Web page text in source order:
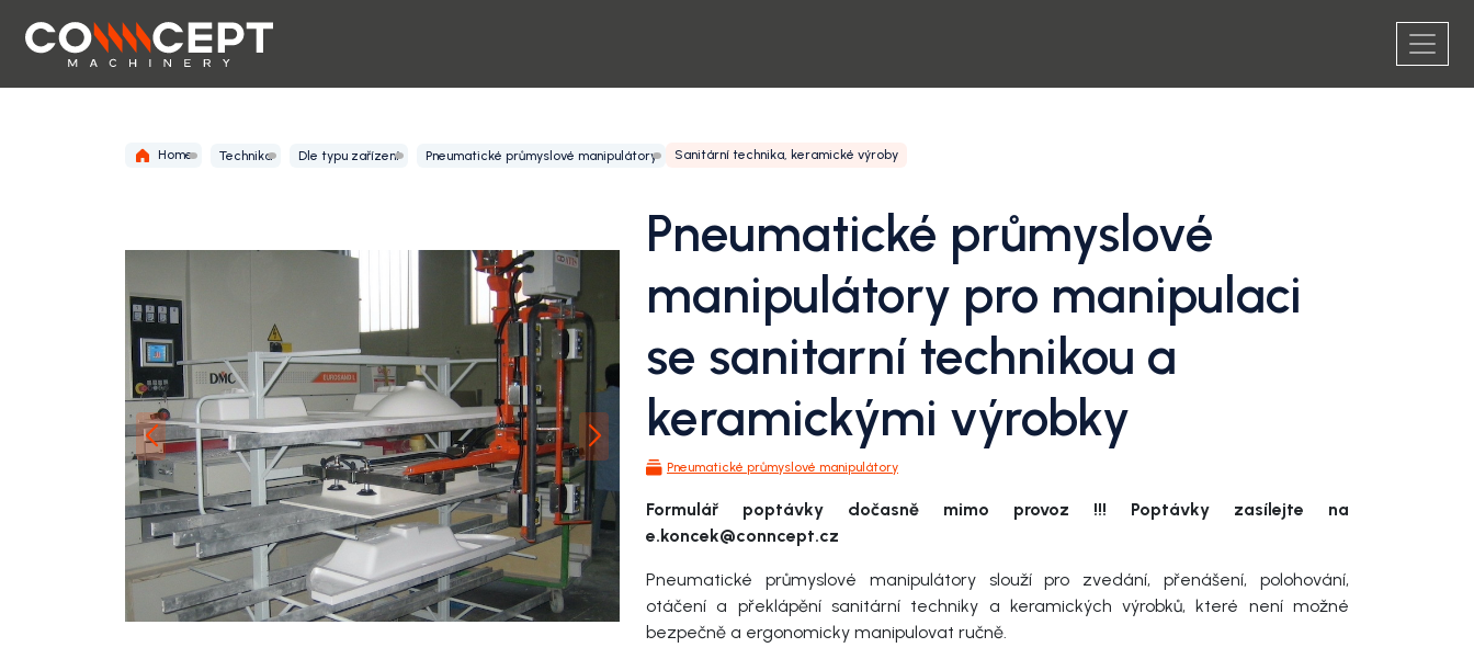
Home Technika Dle typu zařízení Pneumatické průmyslové manipulátory Sanitární technika, keramické výroby
Pneumatické průmyslové
manipulátory pro manipulaci
se sanitarní technikou a
keramickými výrobky
Pneumatické průmyslové manipulátory
Formulář poptávky dočasně mimo provoz !!! Poptávky zasílejte na
e.koncek@conncept.cz
Pneumatické průmyslové manipulátory slouží pro zvedání, přenášení, polohování,
otáčení a překlápění sanitární techniky a keramických výrobků, které není možné
bezpečně a ergonomicky manipulovat ručně.